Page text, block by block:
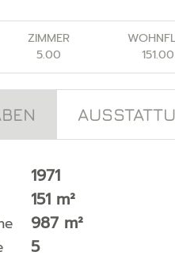
ZIMMER
5.00
1971
151 m²
987 m²
5